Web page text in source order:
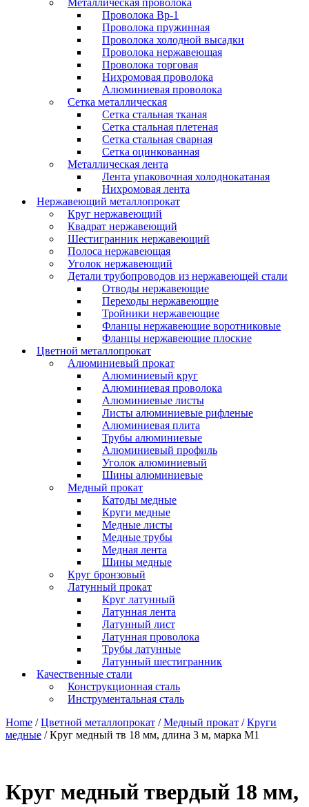
Металлическая проволока
Проволока Вр-1
Проволока пружинная
Проволока холодной высадки
Проволока нержавеющая
Проволока торговая
Нихромовая проволока
Алюминиевая проволока
Сетка металлическая
Сетка стальная тканая
Сетка стальная плетеная
Сетка стальная сварная
Сетка оцинкованная
Металлическая лента
Лента упаковочная холоднокатаная
Нихромовая лента
Нержавеющий металлопрокат
Круг нержавеющий
Квадрат нержавеющий
Шестигранник нержавеющий
Полоса нержавеющая
Уголок нержавеющий
Детали трубопроводов из нержавеющей стали
Отводы нержавеющие
Переходы нержавеющие
Тройники нержавеющие
Фланцы нержавеющие воротниковые
Фланцы нержавеющие плоские
Цветной металлопрокат
Алюминиевый прокат
Алюминиевый круг
Алюминиевая проволока
Алюминиевые листы
Листы алюминиевые рифленые
Алюминиевая плита
Трубы алюминиевые
Алюминиевый профиль
Уголок алюминиевый
Шины алюминиевые
Медный прокат
Катоды медные
Круги медные
Медные листы
Медные трубы
Медная лента
Шины медные
Круг бронзовый
Латунный прокат
Круг латунный
Латунная лента
Латунный лист
Латунная проволока
Трубы латунные
Латунный шестигранник
Качественные стали
Конструкционная сталь
Инструментальная сталь
Home /Цветной металлопрокат /Медный прокат /Круги
медные / Круг медный тв 18 мм, длина 3 м, марка М1
Круг медный твердый 18 мм,